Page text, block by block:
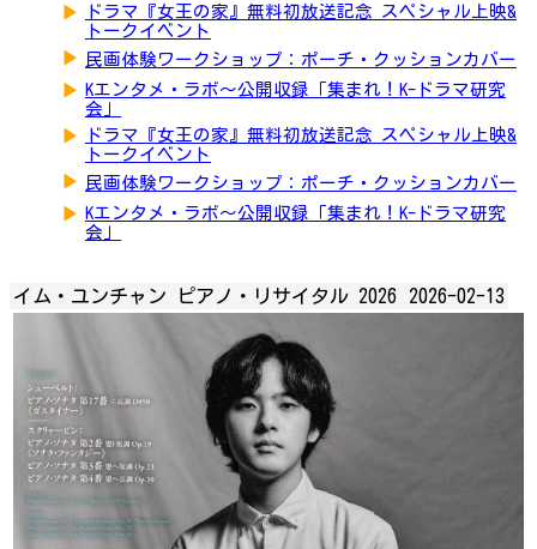
▶
ドラマ『女王の家』無料初放送記念 スペシャル上映&
トークイベント
▶ 民画体験ワークショップ：ポーチ・クッションカバー
▶ Kエンタメ・ラボ～公開収録「集まれ！K-ドラマ研究
会」
▶
ドラマ『女王の家』無料初放送記念 スペシャル上映&
トークイベント
▶ 民画体験ワークショップ：ポーチ・クッションカバー
▶ Kエンタメ・ラボ～公開収録「集まれ！K-ドラマ研究
会」
イム・ユンチャン ピアノ・リサイタル 2026 2026-02-13